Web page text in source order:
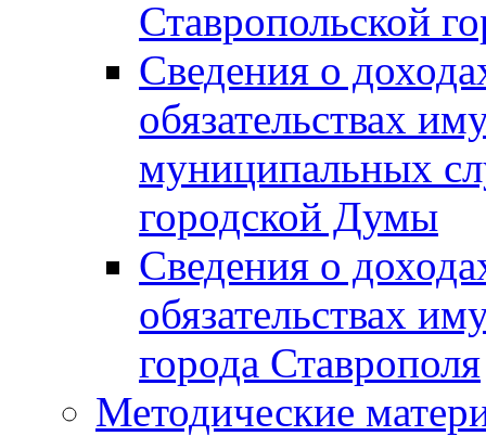
Ставропольской
Сведения о
обязательствах
муниципальных
городской Думы
Сведения о
обязательствах
города Ставрополя
Методические